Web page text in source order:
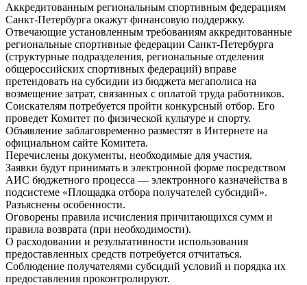
Аккредитованным региональным спортивным федерациям
Санкт-Петербурга окажут финансовую поддержку.
Отвечающие установленным требованиям аккредитованные
региональные спортивные федерации Санкт-Петербурга
(структурные подразделения, региональные отделения
общероссийских спортивных федераций) вправе
претендовать на субсидии из бюджета мегаполиса на
возмещение затрат, связанных с оплатой труда работников.
Соискателям потребуется пройти конкурсный отбор. Его
проведет Комитет по физической культуре и спорту.
Объявление заблаговременно разместят в Интернете на
официальном сайте Комитета.
Перечислены документы, необходимые для участия.
Заявки будут принимать в электронной форме посредством
АИС бюджетного процесса — электронного казначейства в
подсистеме «Площадка отбора получателей субсидий».
Разъяснены особенности.
Оговорены правила исчисления причитающихся сумм и
правила возврата (при необходимости).
О расходовании и результативности использования
предоставленных средств потребуется отчитаться.
Соблюдение получателями субсидий условий и порядка их
предоставления проконтролируют.